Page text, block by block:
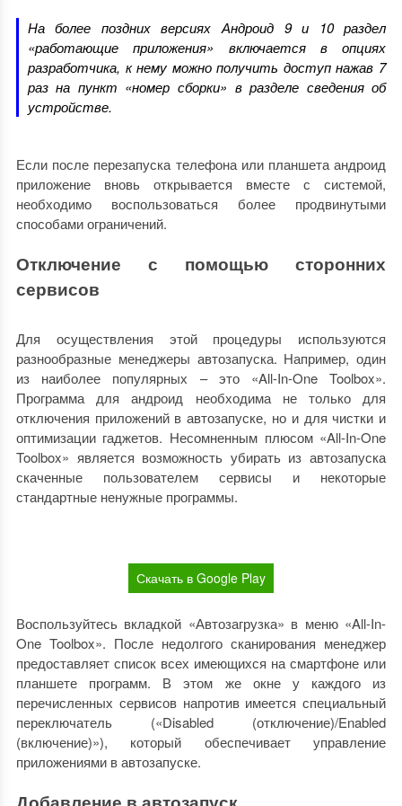
На более поздних версиях Андроид 9 и 10 раздел
«работающие приложения» включается в опциях
разработчика, к нему можно получить доступ нажав 7
раз на пункт «номер сборки» в разделе сведения об
устройстве.
Если после перезапуска телефона или планшета андроид
приложение вновь открывается вместе с системой,
необходимо воспользоваться более продвинутыми
способами ограничений.
Отключение с помощью сторонних
сервисов
Для осуществления этой процедуры используются
разнообразные менеджеры автозапуска. Например, один
из наиболее популярных – это «All-In-One Toolbox».
Программа для андроид необходима не только для
отключения приложений в автозапуске, но и для чистки и
оптимизации гаджетов. Несомненным плюсом «All-In-One
Toolbox» является возможность убирать из автозапуска
скаченные пользователем сервисы и некоторые
стандартные ненужные программы.
Скачать в Google Play
Воспользуйтесь вкладкой «Автозагрузка» в меню «All-In-
One Toolbox». После недолгого сканирования менеджер
предоставляет список всех имеющихся на смартфоне или
планшете программ. В этом же окне у каждого из
перечисленных сервисов напротив имеется специальный
переключатель («Disabled (отключение)/Enabled
(включение)»), который обеспечивает управление
приложениями в автозапуске.